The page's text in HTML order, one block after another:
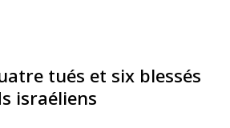
tués et six blessés
israéliens